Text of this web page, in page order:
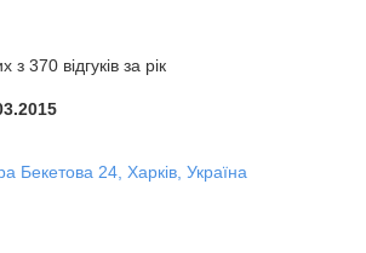
з 370 відгуків за рік
Бекетова 24, Харків, Україна